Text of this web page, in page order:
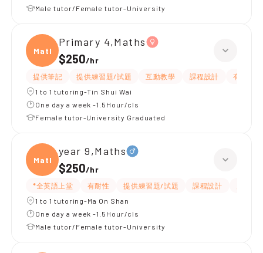
Male tutor/Female tutor-University
Maths
Primary 4,Maths
$250/hr
提供筆記 提供練習題/試題 互動教學 課程設計
有耐性
1 to 1 tutoring-Tin Shui Wai
One day a week -1.5Hour/cls
Female tutor-University Graduated
Maths
year 9,Maths
$250/hr
*全英語上堂 有耐性 提供練習題/試題 課程設計
1 to 1 tutoring-Ma On Shan
One day a week -1.5Hour/cls
Male tutor/Female tutor-University